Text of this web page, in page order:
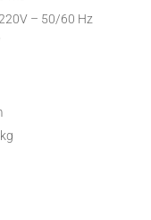
– 50/60 Hz